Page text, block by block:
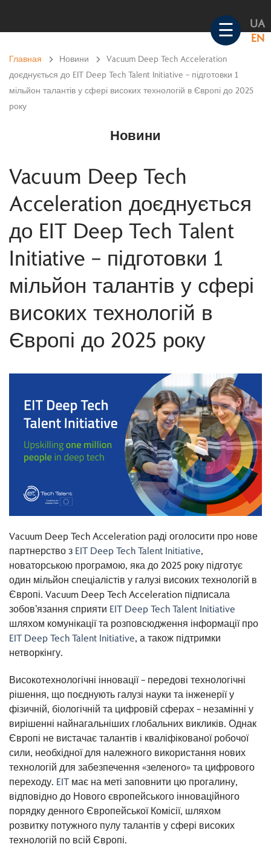
☰
UA
EN
Главная > Новини > Vacuum Deep Tech Acceleration
доєднується до EIT Deep Tech Talent Initiative – підготовки 1
мільйон талантів у сфері високих технологій в Європі до 2025
року
Новини
Vacuum Deep Tech
Acceleration доєднується
до EIT Deep Tech Talent
Initiative – підготовки 1
мільйон талантів у сфері
високих технологій в
Європі до 2025 року
Vacuum Deep Tech Acceleration раді оголосити про нове
партнерство з EIT Deep Tech Talent Initiative,
новаторською програмою, яка до 2025 року підготує
один мільйон спеціалістів у галузі високих технологій в
Європі. Vacuum Deep Tech Acceleration підписала
зобов’язання сприяти EIT Deep Tech Talent Initiative
шляхом комунікації та розповсюдження інформації про
EIT Deep Tech Talent Initiative, а також підтримки
нетворкінгу.
Високотехнологічні інновації – передові технологічні
рішення, що поєднують галузі науки та інженерії у
фізичній, біологічній та цифровій сферах – незамінні у
вирішенні найнагальніших глобальних викликів. Однак
Європі не вистачає талантів і кваліфікованої робочої
сили, необхідної для належного використання нових
технологій для забезпечення «зеленого» та цифрового
переходу. EIT має на меті заповнити цю прогалину,
відповідно до Нового європейського інноваційного
порядку денного Європейської Комісії, шляхом
розвитку потужного пулу талантів у сфері високих
технологій по всій Європі.